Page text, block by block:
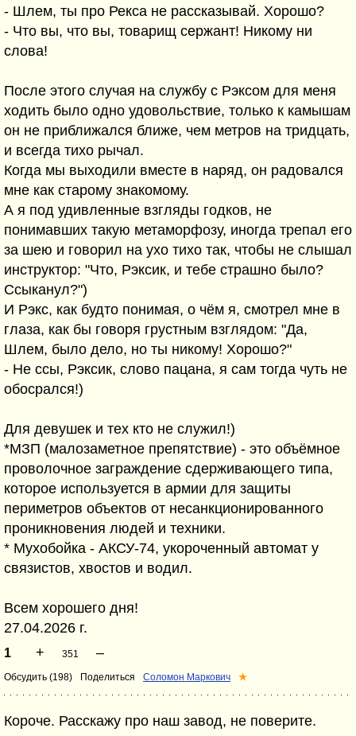
- Шлем, ты про Рекса не рассказывай. Хорошо?
- Что вы, что вы, товарищ сержант! Никому ни
слова!
После этого случая на службу с Рэксом для меня
ходить было одно удовольствие, только к камышам
он не приближался ближе, чем метров на тридцать,
и всегда тихо рычал.
Когда мы выходили вместе в наряд, он радовался
мне как старому знакомому.
А я под удивленные взгляды годков, не
понимавших такую метаморфозу, иногда трепал его
за шею и говорил на ухо тихо так, чтобы не слышал
инструктор: "Что, Рэксик, и тебе страшно было?
Ссыканул?")
И Рэкс, как будто понимая, о чём я, смотрел мне в
глаза, как бы говоря грустным взглядом: "Да,
Шлем, было дело, но ты никому! Хорошо?"
- Не ссы, Рэксик, слово пацана, я сам тогда чуть не
обосрался!)
Для девушек и тех кто не служил!)
*МЗП (малозаметное препятствие) - это объёмное
проволочное заграждение сдерживающего типа,
которое используется в армии для защиты
периметров объектов от несанкционированного
проникновения людей и техники.
* Мухобойка - АКСУ-74, укороченный автомат у
связистов, хвостов и водил.
Всем хорошего дня!
27.04.2026 г.
1 + 351 –
Обсудить (198) Поделиться Соломон Маркович ★
Короче. Расскажу про наш завод, не поверите.